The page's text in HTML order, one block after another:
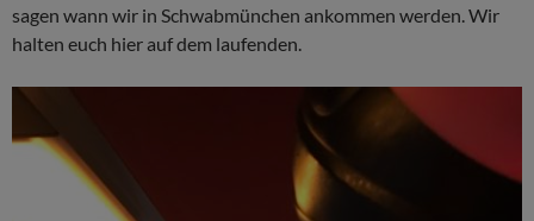
sagen wann wir in Schwabmünchen ankommen werden. Wir
halten euch hier auf dem laufenden.